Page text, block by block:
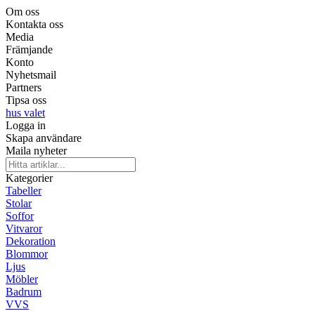
Om oss
Kontakta oss
Media
Främjande
Konto
Nyhetsmail
Partners
Tipsa oss
hus valet
Logga in
Skapa användare
Maila nyheter
Kategorier
Tabeller
Stolar
Soffor
Vitvaror
Dekoration
Blommor
Ljus
Möbler
Badrum
VVS